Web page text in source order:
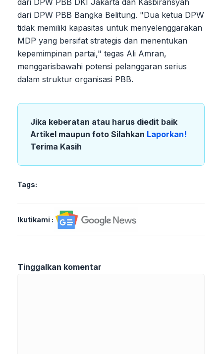
dari DPW PBB DKI Jakarta dan Kasbiransyah
dari DPW PBB Bangka Belitung. "Dua ketua DPW
tidak memiliki kapasitas untuk menyelenggarakan
MDP yang bersifat strategis dan menentukan
kepemimpinan partai," tegas Ali Amran,
menggarisbawahi potensi pelanggaran serius
dalam struktur organisasi PBB.
Jika keberatan atau harus diedit baik
Artikel maupun foto Silahkan Laporkan!
Terima Kasih
Tags:
Ikutikami :
Tinggalkan komentar